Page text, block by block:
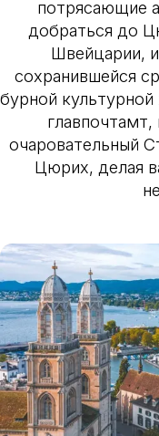
потрясающие
добраться до
Швейцарии,
сохранившейся
бурной
очаровательный
Цюрих, делая